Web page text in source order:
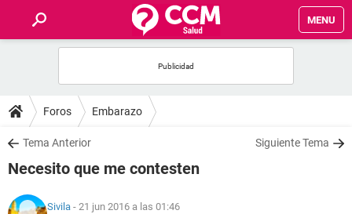
MENU
FOROS
SALUD
Foros Embarazo
Tema Anterior Siguiente Tema
Necesito que me contesten
Sivila - 21 jun 2016 a las 01:46